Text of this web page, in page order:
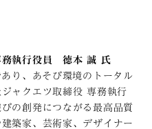
務執行役員 徳本 誠 氏
り、あそび環境のトータル
ャクエツ取締役 専務執行
の創発につながる最高品質
築家、芸術家、デザイナー